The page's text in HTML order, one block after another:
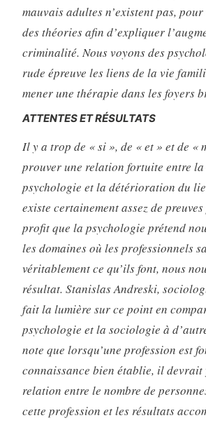
mauvais adultes n’existent pas,
des théories afin d’expliquer
criminalité. Nous voyons des
rude épreuve les liens de la vie
mener une thérapie dans les foyers
ATTENTES ET RÉSULTATS
Il y a trop de « si », de « et » et de «
prouver une relation fortuite entre la
psychologie et la détérioration du
existe certainement assez de
profit que la psychologie prétend
les domaines où les professionnels
véritablement ce qu’ils font, nous
résultat. Stanislas Andreski,
fait la lumière sur ce point en
psychologie et la sociologie à
note que lorsqu’une profession est
connaissance bien établie, il devrait
relation entre le nombre de
cette profession et les résultats